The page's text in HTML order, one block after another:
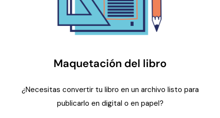
Maquetación del libro
¿Necesitas convertir tu libro en un archivo listo para
publicarlo en digital o en papel?